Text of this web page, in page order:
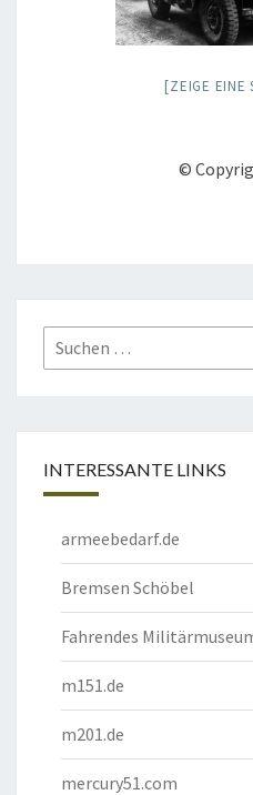
[ZEIGE EINE
©
Suchen
nach:
INTERESSANTE LINKS
armeebedarf.de
Bremsen Schöbel
Fahrendes
m151.de
m201.de
mercury51.com